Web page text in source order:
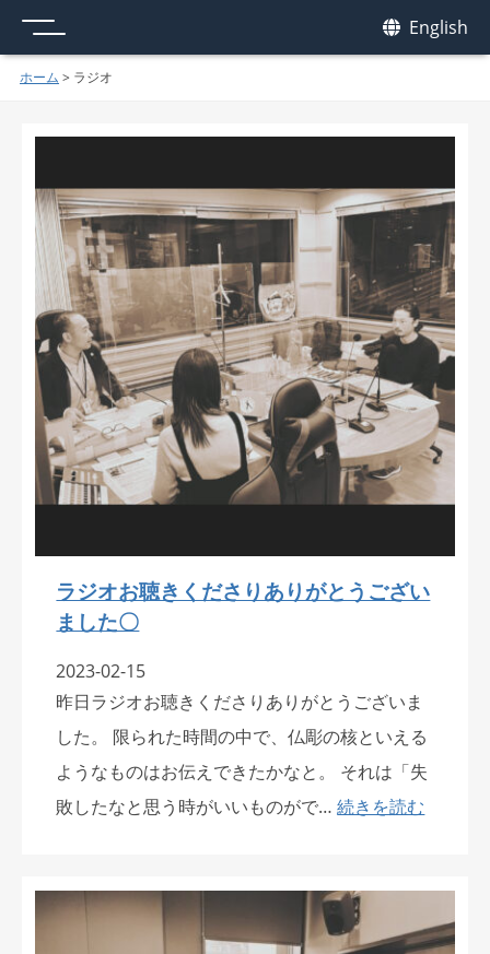
English
ホーム > ラジオ
ラジオお聴きくださりありがとうござい
ました〇
2023-02-15
昨日ラジオお聴きくださりありがとうございま
した。 限られた時間の中で、仏彫の核といえる
ようなものはお伝えできたかなと。 それは「失
敗したなと思う時がいいものがで…続きを読む